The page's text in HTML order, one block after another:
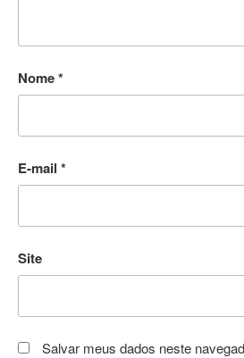
Nome*
E-mail *
Site
Salvar meus dados neste